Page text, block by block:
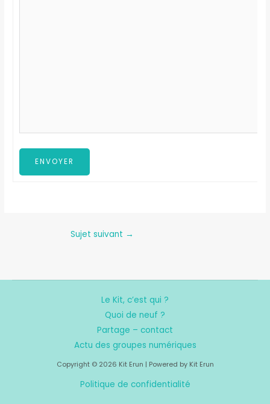
ENVOYER
Sujet suivant →
Le Kit, c’est qui ?
Quoi de neuf ?
Partage – contact
Actu des groupes numériques
Copyright © 2026 Kit Erun | Powered by Kit Erun
Politique de confidentialité